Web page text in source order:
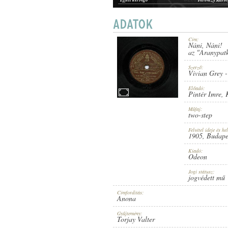
ERSCHEINUNGSJAHR:
Talákozott egy ifjú és egy leány
Hegedűs
Cím:
Náni, Náni!
az
Szerző:
Vivian Grey
Előadó:
Pintér Imre,
Műfaj:
two-step
Felvétel ideje és
1905,
Kiadó:
Odeon
Jogi státusz:
jogvédett mű
Címfordítás:
Anona
Gyűjtemény:
Torjay Valter